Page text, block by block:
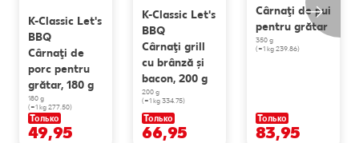
K-Classic Let's
BBQ
Cârnaţi de
porc pentru
grătar, 180 g
180 g
(=1 kg 277.50)
Только
49,95
K-Classic Let's
BBQ
Cârnaţi grill
cu brânză și
bacon, 200 g
200 g
(=1 kg 334.75)
Только
66,95
Cârnaţi de pui
pentru grătar
350 g
(=1 kg 239.86)
Только
83,95